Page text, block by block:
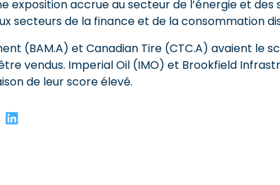
exposition accrue au secteur de l’énergie et
secteurs de la finance et de la consommation
(BAM.A) et Canadian Tire (CTC.A) avaient le
vendus. Imperial Oil (IMO) et Brookfield
de leur score élevé.